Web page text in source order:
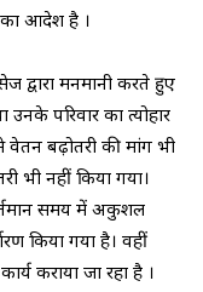
का आदेश है ।
द्वारा मनमानी करते हुए
परिवार का त्योहार
वेतन बढ़ोतरी की मांग भी
भी नहीं किया गया।
समय में अकुशल
किया गया है। वहीं
कराया जा रहा है ।